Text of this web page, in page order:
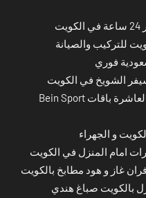
للتركيب والصيانة
فوري
الشويخ في الكويت
اشتراك بي ان سبورت المنطقة العاشرة باقات Bein Sport
و الجهراء
امام المنزل في الكويت
غاز و هود مطابخ بالكويت
بالكويت صباغ هندي